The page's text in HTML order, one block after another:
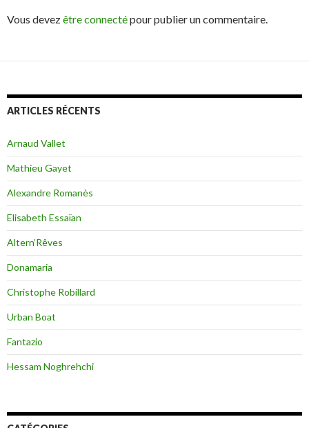
Vous devezêtre connectépour publier un commentaire.
ARTICLES RÉCENTS
Arnaud Vallet
Mathieu Gayet
Alexandre Romanès
Elisabeth Essaïan
Altern’Rêves
Donamaria
Christophe Robillard
Urban Boat
Fantazio
Hessam Noghrehchi